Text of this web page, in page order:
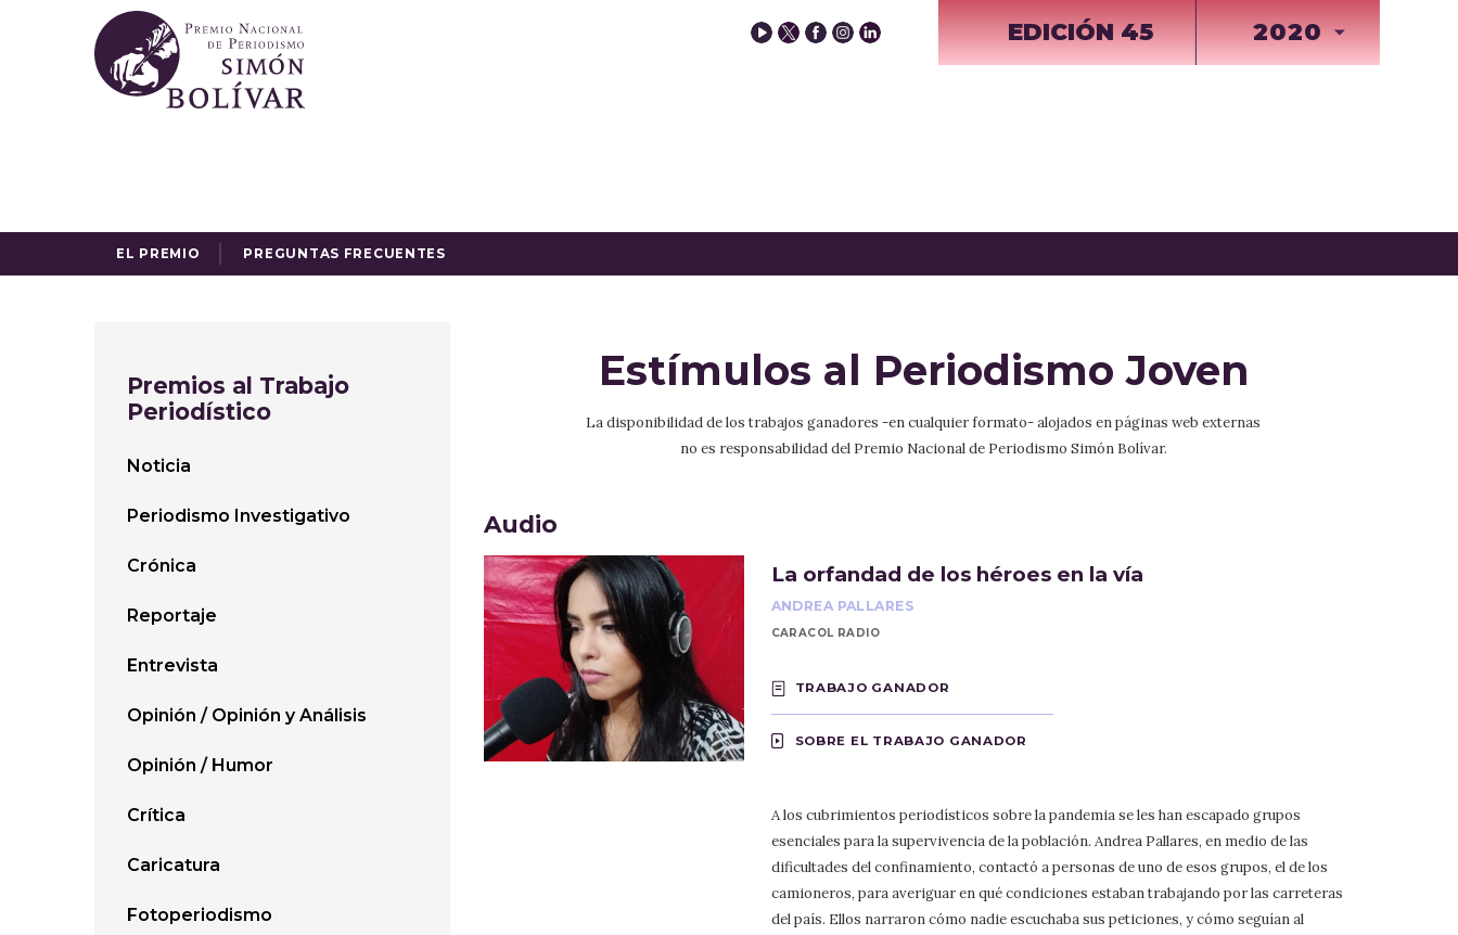
EL PREMIO PREGUNTAS FRECUENTES
EDICIÓN 45 2020
Premios al Trabajo
Periodístico
Noticia
Periodismo Investigativo
Crónica
Reportaje
Entrevista
Opinión / Opinión y Análisis
Opinión / Humor
Crítica
Caricatura
Fotoperiodismo
Estímulos al Periodismo Joven
La disponibilidad de los trabajos ganadores -en cualquier formato- alojados en páginas web externas
no es responsabilidad del Premio Nacional de Periodismo Simón Bolívar.
Audio
La orfandad de los héroes en la vía
ANDREA PALLARES
CARACOL RADIO
TRABAJO GANADOR
SOBRE EL TRABAJO GANADOR
A los cubrimientos periodísticos sobre la pandemia se les han escapado grupos
esenciales para la supervivencia de la población. Andrea Pallares, en medio de las
dificultades del confinamiento, contactó a personas de uno de esos grupos, el de los
camioneros, para averiguar en qué condiciones estaban trabajando por las carreteras
del país. Ellos narraron cómo nadie escuchaba sus peticiones, y cómo seguían al